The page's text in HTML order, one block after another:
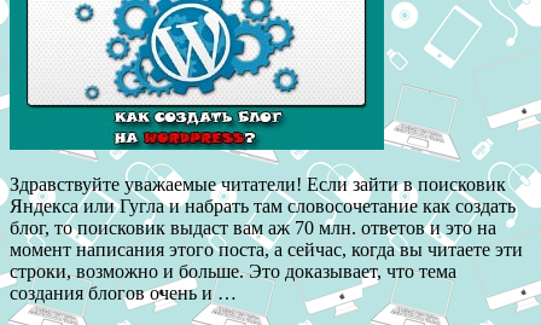
Здравствуйте уважаемые читатели! Если зайти в поисковик
Яндекса или Гугла и набрать там словосочетание как создать
блог, то поисковик выдаст вам аж 70 млн. ответов и это на
момент написания этого поста, а сейчас, когда вы читаете эти
строки, возможно и больше. Это доказывает, что тема
создания блогов очень и …